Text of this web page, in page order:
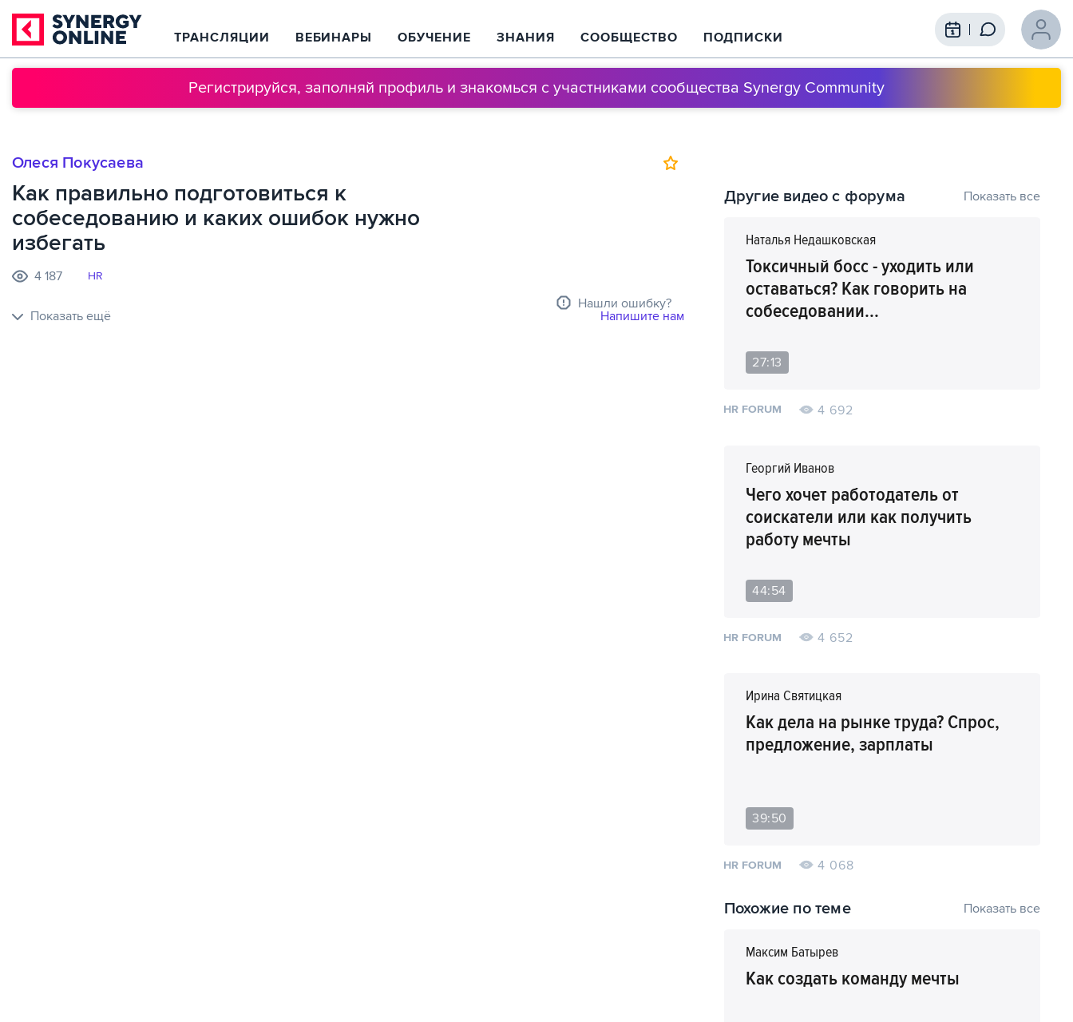
ТРАНСЛЯЦИИ ВЕБИНАРЫ ОБУЧЕНИЕ ЗНАНИЯ СООБЩЕСТВО ПОДПИСКИ
Регистрируйся, заполняй профиль и знакомься с участниками сообщества Synergy Community
собеседованию и каких ошибок
Олеся Покусаева
Как правильно подготовиться к
собеседованию и каких ошибок нужно
избегать
4 187 HR
Показать ещё
Нашли ошибку?
Напишите нам
Другие видео с форума Показать все
Наталья Недашковская
Токсичный босс - уходить или
оставаться? Как говорить на
собеседовании...
27:13
HR FORUM 4 692
Георгий Иванов
Чего хочет работодатель от
соискатели или как получить
работу мечты
44:54
HR FORUM 4 652
Ирина Святицкая
Как дела на рынке труда? Спрос,
предложение, зарплаты
39:50
HR FORUM 4 068
Похожие по теме Показать все
Максим Батырев
Как создать команду мечты